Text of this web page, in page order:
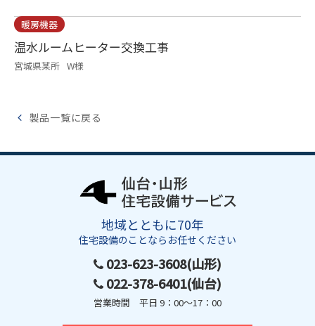
暖房機器
温水ルームヒーター交換工事
宮城県某所 W様
製品一覧に戻る
地域とともに70年
住宅設備のことならお任せください
023-623-3608(山形)
022-378-6401(仙台)
営業時間 平日 9：00～17：00